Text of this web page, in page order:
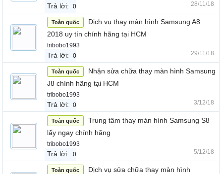
Trả lời: 0 28/11/18
Toàn quốc
Dịch vụ thay màn hình Samsung A8
2018 uy tín chính hãng tại HCM
tribobo1993
Trả lời: 0 29/11/18
Toàn quốc
Nhận sửa chữa thay màn hình Samsung
J8 chính hãng tại HCM
tribobo1993
Trả lời: 0 3/12/18
Toàn quốc
Trung tâm thay màn hình Samsung S8
lấy ngay chính hãng
tribobo1993
Trả lời: 0 5/12/18
Toàn quốc
Dịch vụ sửa chữa thay màn hình